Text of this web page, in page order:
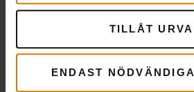
TILLÅT
ENDAST